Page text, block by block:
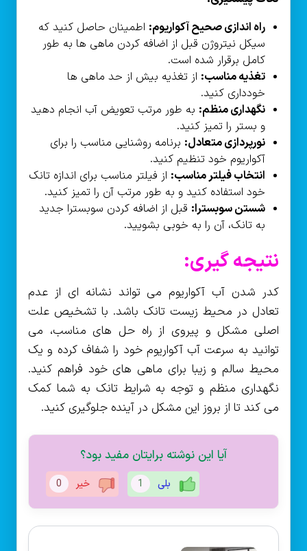
راه اندازی صحیح آکواریوم: اطمینان حاصل کنید که
سیکل نیتروژن قبل از اضافه کردن ماهی ها به طور
کامل برقرار شده است.
تغذیه مناسب: از تغذیه بیش از حد ماهی ها
خودداری کنید.
نگهداری منظم: به طور مرتب تعویض آب انجام دهید
و بستر را تمیز کنید.
نورپردازی متعادل: برنامه روشنایی مناسب را برای
آکواریوم خود تنظیم کنید.
انتخاب فیلتر مناسب: از فیلتر مناسب برای اندازه تانک
خود استفاده کنید و به طور مرتب آن را تمیز کنید.
شستن سوبسترا: قبل از اضافه کردن سوبسترا جدید
به تانک، آن را به خوبی بشویید.
نتیجه گیری:
کدر شدن آب آکواریوم می تواند نشانه ای از عدم
تعادل در محیط زیست تانک باشد. با تشخیص علت
اصلی مشکل و پیروی از راه حل های مناسب، می
توانید به سرعت آب آکواریوم خود را شفاف کرده و یک
محیط سالم و زیبا برای ماهی های خود فراهم کنید.
نگهداری منظم و توجه به شرایط تانک به شما کمک
می کند تا از بروز این مشکل در آینده جلوگیری کنید.
آیا این نوشته برایتان مفید بود؟
بلی 1 خیر 0